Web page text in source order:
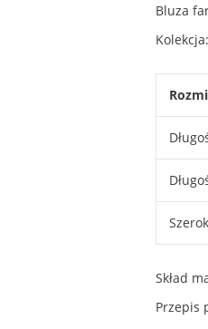
Bluza
Skład
Przepis